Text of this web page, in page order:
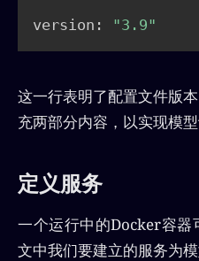
version: "3.9"
这一行表明了配置文件版
充两部分内容，以实现模型
定义服务
一个运行中的Docker容器
文中我们要建立的服务为